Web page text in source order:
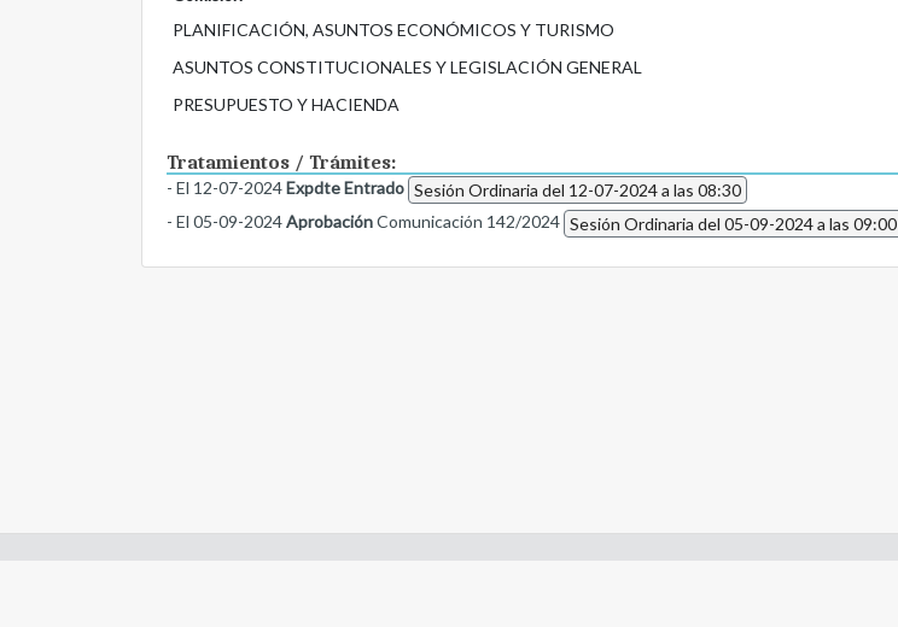
PLANIFICACIÓN, ASUNTOS ECONÓMICOS Y TURISMO
ASUNTOS CONSTITUCIONALES Y LEGISLACIÓN GENERAL
PRESUPUESTO Y HACIENDA
Tratamientos / Trámites:
- El 12-07-2024Expdte Entrado Sesión Ordinaria del 12-07-2024 a las 08:30
- El 05-09-2024AprobaciónComunicación 142/2024 Sesión Ordinaria del 05-09-2024 a las 09:00